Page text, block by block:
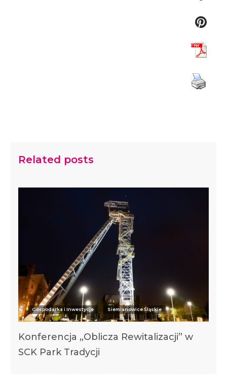
Related posts
Gospodarka i Inwestycje Siemianowice Śląskie
Konferencja „Oblicza Rewitalizacji” w
SCK Park Tradycji